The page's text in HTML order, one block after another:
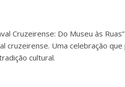
Cruzeirense: Do Museu às
cruzeirense. Uma celebração
cultural.